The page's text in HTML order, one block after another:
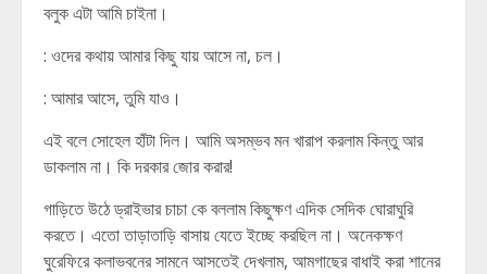
বলুক এটা আমি চাইনা।
: ওদের কথায় আমার কিছু যায় আসে না, চল।
: আমার আসে, তুমি যাও।
এই বলে সোহেল হাঁটা দিল। আমি অসম্ভব মন খারাপ করলাম কিন্তু আর
ডাকলাম না। কি দরকার জোর করার!
গাড়িতে উঠে ড্রাইভার চাচা কে বললাম কিছুক্ষণ এদিক সেদিক ঘোরাঘুরি
করতে। এতো তাড়াতাড়ি বাসায় যেতে ইচ্ছে করছিল না। অনেকক্ষণ
ঘুরেফিরে কলাভবনের সামনে আসতেই দেখলাম, আমগাছের বাধাই করা শানের